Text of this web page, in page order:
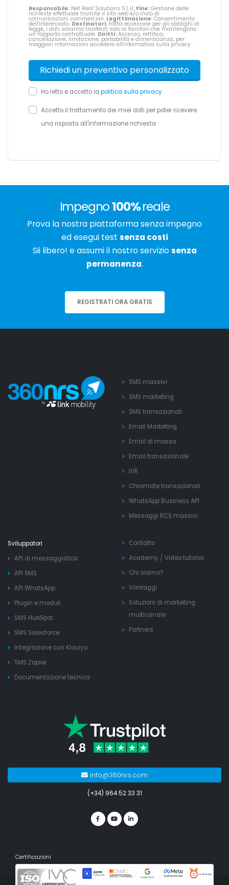
Responsabile: Net Real Solutions S.L.U. Fine: Gestione delle
richieste effettuate tramite il sito web e/o invio di
comunicazioni commerciali. Legittimazione: Consentimento
dell'interessato. Destinatari: Fatta eccezione per gli obblighi di
legge, i dati saranno trasferiti solo ai fornitori che mantengono
un rapporto contrattuale. Diritti: Accesso, rettifica,
cancellazione, limitazione, portabilità e dimenticanza, per
maggiori informazioni accedere all'informativa sulla privacy .
Ho letto e accetto la politica sulla privacy
Accetto il trattamento dei miei dati per poter ricevere
una risposta all'informazione richiesta
Impegno100%reale
Prova la nostra piattaforma senza impegno
ed esegui test senza costi
Sii libero! e assumi il nostro serviziosenza
permanenza.
REGISTRATI ORA GRATIS
SMS massivi
SMS marketing
SMS transazionali
Email Marketing
Email di massa
Email transazionale
IVR
Chiamate transazionali
WhatsApp Business API
Messaggi RCS massivi
Sviluppatori
API di messaggistica
API SMS
API WhatsApp
Plugin e moduli
SMS HubSpot
SMS Salesforce
Integrazione con Klaviyo
SMS Zapier
Documentazione tecnica
Contatto
Academy / Video tutorial
Chi siamo?
Vantaggi
Soluzioni di marketing
multicanale
Partners
info@360nrs.com
(+34) 964 52 33 31
Certificazioni